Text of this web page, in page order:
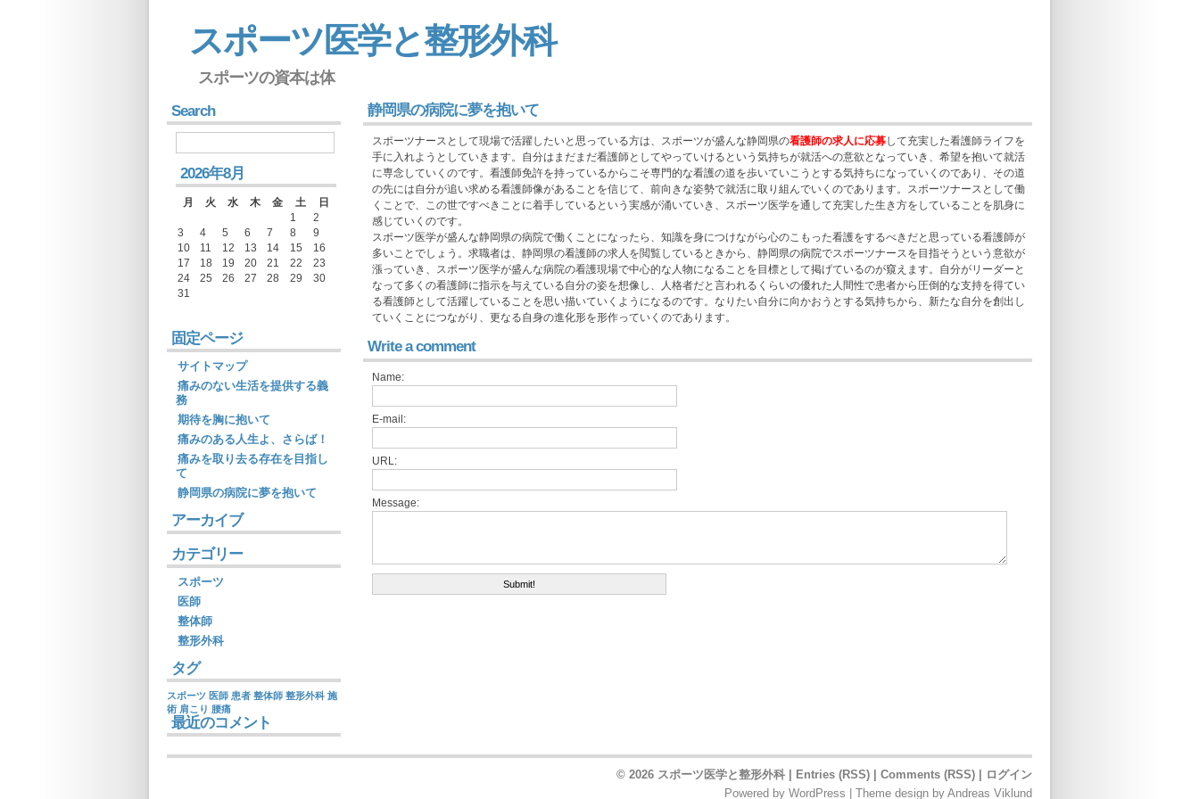
スポーツ医学と整形外科
スポーツの資本は体
静岡県の病院に夢を抱いて
スポーツナースとして現場で活躍したいと思っている方は、スポーツが盛んな静岡県の看護師の求人に応募して充実した看護師ライフを
手に入れようとしていきます。自分はまだまだ看護師としてやっていけるという気持ちが就活への意欲となっていき、希望を抱いて就活
に専念していくのです。看護師免許を持っているからこそ専門的な看護の道を歩いていこうとする気持ちになっていくのであり、その道
の先には自分が追い求める看護師像があることを信じて、前向きな姿勢で就活に取り組んでいくのであります。スポーツナースとして働
くことで、この世ですべきことに着手しているという実感が涌いていき、スポーツ医学を通して充実した生き方をしていることを肌身に
感じていくのです。
スポーツ医学が盛んな静岡県の病院で働くことになったら、知識を身につけながら心のこもった看護をするべきだと思っている看護師が
多いことでしょう。求職者は、静岡県の看護師の求人を閲覧しているときから、静岡県の病院でスポーツナースを目指そうという意欲が
漲っていき、スポーツ医学が盛んな病院の看護現場で中心的な人物になることを目標として掲げているのが窺えます。自分がリーダーと
なって多くの看護師に指示を与えている自分の姿を想像し、人格者だと言われるくらいの優れた人間性で患者から圧倒的な支持を得てい
る看護師として活躍していることを思い描いていくようになるのです。なりたい自分に向かおうとする気持ちから、新たな自分を創出し
ていくことにつながり、更なる自身の進化形を形作っていくのであります。
Write a comment
Name:
E-mail:
URL:
Message:
Search
2026年8月
月 火 水 木 金 土
日
1
2
3
4 5 6 7 8
9
10
11 12 13 14 15
16
17
18 19 20 21 22
23
24
25 26 27 28 29
30
31
固定ページ
サイトマップ
痛みのない生活を提供する義
務
期待を胸に抱いて
痛みのある人生よ、さらば！
痛みを取り去る存在を目指し
て
静岡県の病院に夢を抱いて
アーカイブ
カテゴリー
スポーツ
医師
整体師
整形外科
タグ
スポーツ 医師 患者 整体師 整形外科 施
術 肩こり 腰痛
最近のコメント
© 2026 スポーツ医学と整形外科 | Entries (RSS) Comments (RSS)
ログイン
Powered by WordPress Theme design by Andreas Viklund